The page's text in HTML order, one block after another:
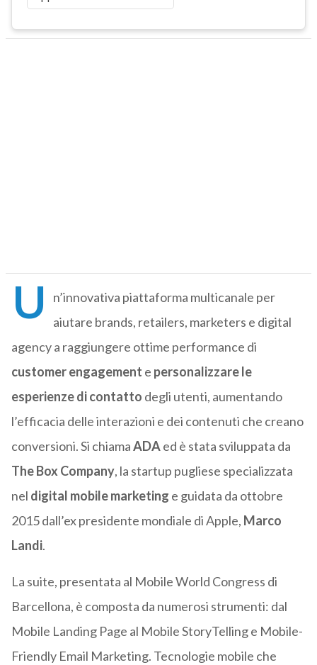
U
n’innovativa piattaforma multicanale per
aiutare brands, retailers, marketers e digital
agency a raggiungere ottime performance di
customer engagement e personalizzare le
esperienze di contatto degli utenti, aumentando
l’efficacia delle interazioni e dei contenuti che creano
conversioni. Si chiamaADAed è stata sviluppata da
The Box Company, la startup pugliese specializzata
nel digital mobile marketing e guidata da ottobre
2015 dall’ex presidente mondiale di Apple, Marco
Landi.
La suite, presentata al Mobile World Congress di
Barcellona, è composta da numerosi strumenti: dal
Mobile Landing Page al Mobile StoryTelling e Mobile-
Friendly Email Marketing. Tecnologie mobile che